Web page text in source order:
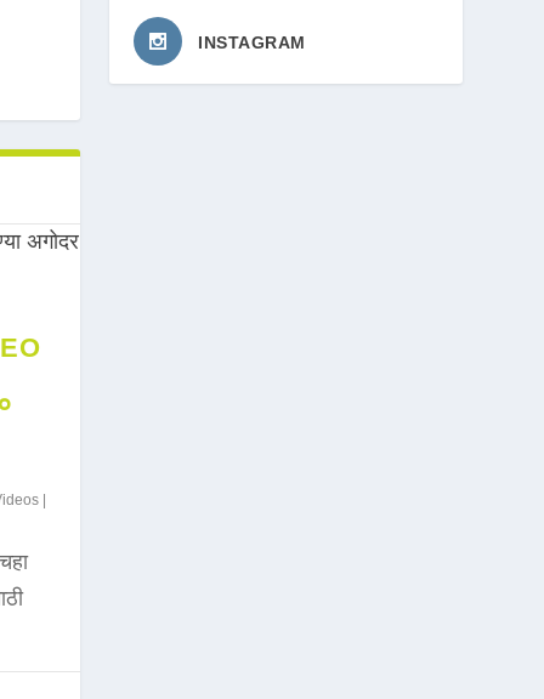
|
INSTAGRAM